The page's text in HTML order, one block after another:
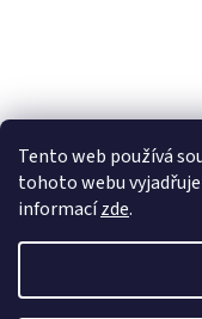
Tento web používá
tohoto webu
informacízde.